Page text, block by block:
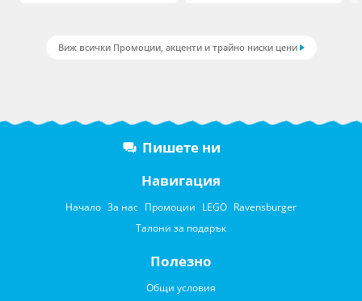
Виж всички Промоции, акценти и трайно ниски цени
Пишете ни
Навигация
Начало За нас Промоции LEGO Ravensburger
Талони за подарък
Полезно
Общи условия